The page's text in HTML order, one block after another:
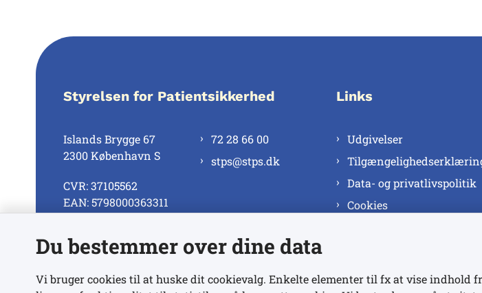
Styrelsen for Patientsikkerhed
Islands Brygge 67
2300 København S
CVR: 37105562
EAN: 5798000363311
72 28 66 00
stps@stps.dk
Se alle kontaktnumre
Links
Udgivelser
Data- og privatlivspolitik
Cookies
Du bestemmer over dine data
Vi bruger cookies til at huske dit cookievalg. Enkelte elementer til fx at vise indhold